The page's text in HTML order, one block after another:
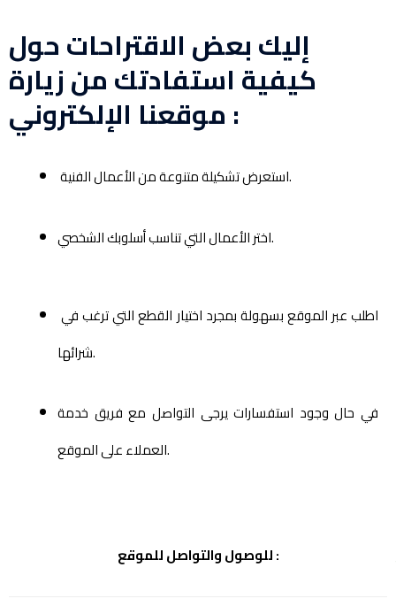
إليك بعض الاقتراحات حول
كيفية استفادتك من زيارة
موقعنا الإلكتروني :
استعرض تشكيلة متنوعة من الأعمال الفنية.
اختر الأعمال التي تناسب أسلوبك الشخصي.
اطلب عبر الموقع بسهولة بمجرد اختيار القطع التي ترغب في
شرائها.
في حال وجود استفسارات يرجى التواصل مع فريق خدمة
العملاء على الموقع.
للوصول والتواصل للموقع :